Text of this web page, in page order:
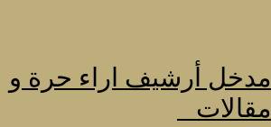
مدخل أرشيف اراء حرة و
مقالات